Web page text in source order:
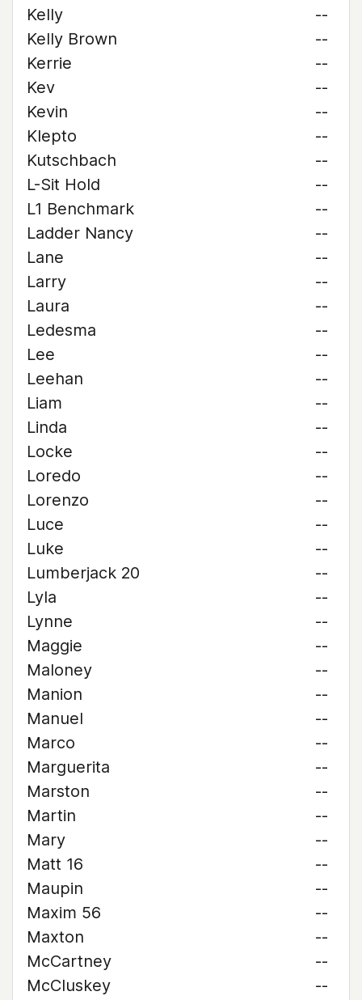
Kelly
--
Kelly Brown
--
Kerrie
--
Kev
--
Kevin
--
Klepto
--
Kutschbach
--
L-Sit Hold
--
L1 Benchmark
--
Ladder Nancy
--
Lane
--
Larry
--
Laura
--
Ledesma
--
Lee
--
Leehan
--
Liam
--
Linda
--
Locke
--
Loredo
--
Lorenzo
--
Luce
--
Luke
--
Lumberjack 20
--
Lyla
--
Lynne
--
Maggie
--
Maloney
--
Manion
--
Manuel
--
Marco
--
Marguerita
--
Marston
--
Martin
--
Mary
--
Matt 16
--
Maupin
--
Maxim 56
--
Maxton
--
McCartney
--
McCluskey
--